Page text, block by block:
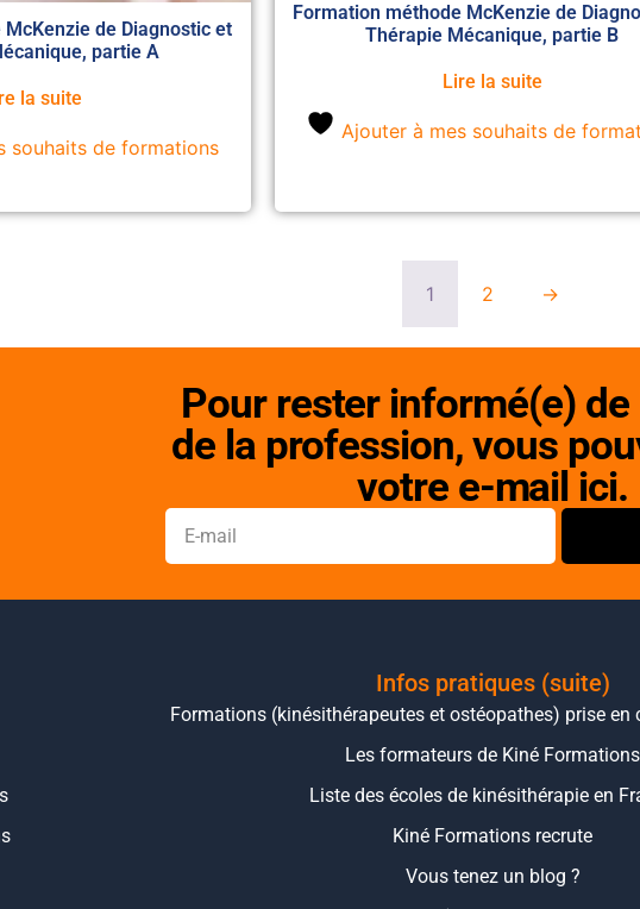
de Diagnostic et
partie A
la suite
souhaits de formations
Formation méthode McKenzie de
Thérapie Mécanique, partie B
Lire la suite
Ajouter à mes souhaits de
1 2 →
Pour rester informé(e)
de la profession, vous
votre e-mail ici.
Infos pratiques (suite)
Formations (kinésithérapeutes et ostéopathes) prise en
Les formateurs de Kiné Formations
Liste des écoles de kinésithérapie en
Kiné Formations recrute
Vous tenez un blog ?